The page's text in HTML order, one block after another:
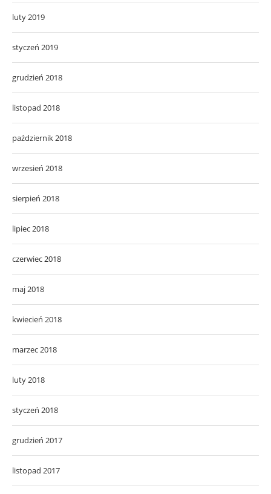
luty 2019
styczeń 2019
grudzień 2018
listopad 2018
październik 2018
wrzesień 2018
sierpień 2018
lipiec 2018
czerwiec 2018
maj 2018
kwiecień 2018
marzec 2018
luty 2018
styczeń 2018
grudzień 2017
listopad 2017